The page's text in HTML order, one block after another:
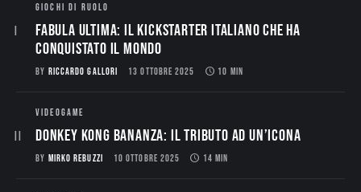
GIOCHI DI RUOLO
Fabula Ultima: il Kickstarter italiano che ha
conquistato il mondo
BY RICCARDO GALLORI 13 OTTOBRE 2025 10 MIN
VIDEOGAME
Donkey Kong Bananza: Il Tributo ad un’Icona
BY MIRKO REBUZZI 10 OTTOBRE 2025 14 MIN